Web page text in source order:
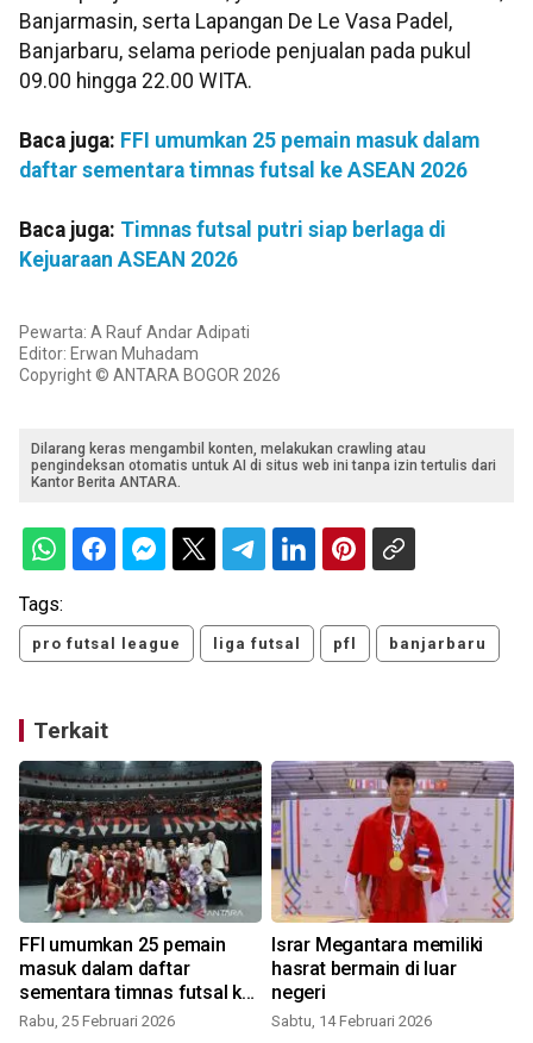
Banjarmasin, serta Lapangan De Le Vasa Padel,
Banjarbaru, selama periode penjualan pada pukul
09.00 hingga 22.00 WITA.
Baca juga: FFI umumkan 25 pemain masuk dalam
daftar sementara timnas futsal ke ASEAN 2026
Baca juga: Timnas futsal putri siap berlaga di
Kejuaraan ASEAN 2026
Pewarta: A Rauf Andar Adipati
Editor: Erwan Muhadam
Copyright © ANTARA BOGOR 2026
Dilarang keras mengambil konten, melakukan crawling atau
pengindeksan otomatis untuk AI di situs web ini tanpa izin tertulis dari
Kantor Berita ANTARA.
Tags:
pro futsal league liga futsal pfl banjarbaru
Terkait
FFI umumkan 25 pemain
masuk dalam daftar
sementara timnas futsal ke
ASEAN 2026
Rabu, 25 Februari 2026
Israr Megantara memiliki
hasrat bermain di luar
negeri
Sabtu, 14 Februari 2026